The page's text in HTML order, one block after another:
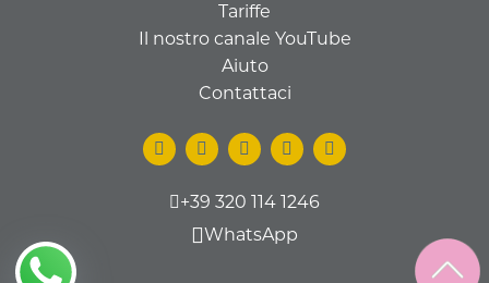
Tariffe
Il nostro canale YouTube
Aiuto
Contattaci
+39 320 114 1246
WhatsApp